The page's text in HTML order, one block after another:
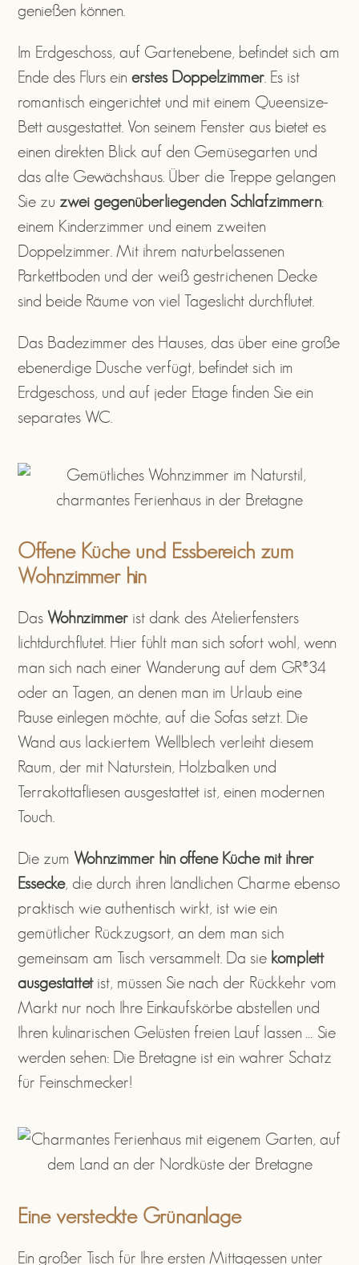
genießen können.
Im Erdgeschoss, auf Gartenebene, befindet sich am
Ende des Flurs einerstes Doppelzimmer. Es ist
romantisch eingerichtet und mit einem Queensize-
Bett ausgestattet. Von seinem Fenster aus bietet es
einen direkten Blick auf den Gemüsegarten und
das alte Gewächshaus. Über die Treppe gelangen
Sie zuzwei gegenüberliegenden Schlafzimmern:
einem Kinderzimmer und einem zweiten
Doppelzimmer. Mit ihrem naturbelassenen
Parkettboden und der weiß gestrichenen Decke
sind beide Räume von viel Tageslicht durchflutet.
Das Badezimmer des Hauses, das über eine große
ebenerdige Dusche verfügt, befindet sich im
Erdgeschoss, und auf jeder Etage finden Sie ein
separates WC.
Offene Küche und Essbereich zum
Wohnzimmer hin
DasWohnzimmer ist dank des Atelierfensters
lichtdurchflutet. Hier fühlt man sich sofort wohl, wenn
man sich nach einer Wanderung auf dem GR®34
oder an Tagen, an denen man im Urlaub eine
Pause einlegen möchte, auf die Sofas setzt. Die
Wand aus lackiertem Wellblech verleiht diesem
Raum, der mit Naturstein, Holzbalken und
Terrakottafliesen ausgestattet ist, einen modernen
Touch.
Die zumWohnzimmer hin offene Küche mit ihrer
Essecke, die durch ihren ländlichen Charme ebenso
praktisch wie authentisch wirkt, ist wie ein
gemütlicher Rückzugsort, an dem man sich
gemeinsam am Tisch versammelt. Da sie komplett
ausgestattetist, müssen Sie nach der Rückkehr vom
Markt nur noch Ihre Einkaufskörbe abstellen und
Ihren kulinarischen Gelüsten freien Lauf lassen … Sie
werden sehen: Die Bretagne ist ein wahrer Schatz
für Feinschmecker!
Eine versteckte Grünanlage
Ein großer Tisch für Ihre ersten Mittagessen unter